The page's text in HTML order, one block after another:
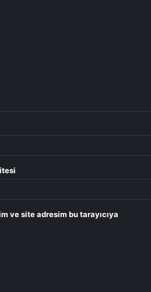
ve site adresim bu tarayıcıya